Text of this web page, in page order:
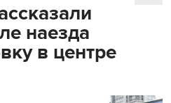
наезда
в центре